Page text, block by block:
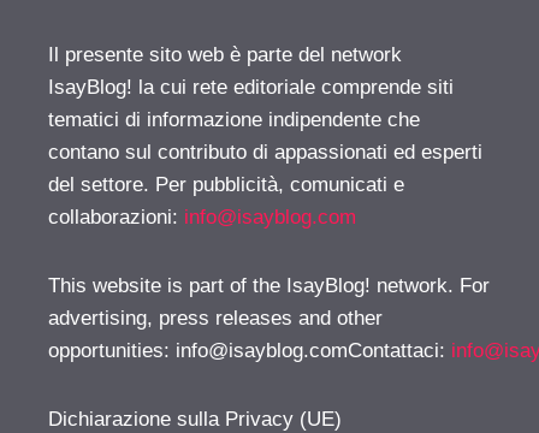
Il presente sito web è parte del network
IsayBlog! la cui rete editoriale comprende siti
tematici di informazione indipendente che
contano sul contributo di appassionati ed esperti
del settore. Per pubblicità, comunicati e
collaborazioni: info@isayblog.com
This website is part of the IsayBlog! network. For
advertising, press releases and other
opportunities: info@isayblog.comContattaci:
Dichiarazione sulla Privacy (UE)